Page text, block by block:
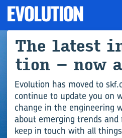
INGENIEURSWISSEN
The la­test
ti­on – now
Evolution has moved to
continue to update you on
change in the engineering
about emerging trends and
keep in touch with all